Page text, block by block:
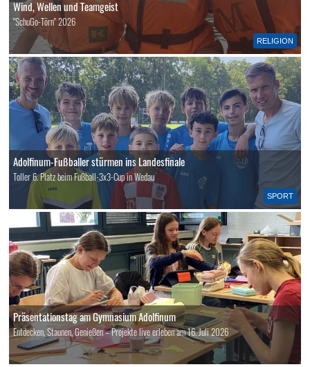
RELIGION
Wind, Wellen und Teamgeist
"SchuGo-Törn" 2026
SPORT
Adolfinum-Fußballer stürmen ins Landesfinale
Toller 6. Platz beim Fußball-3x3-Cup in Wedau
Präsentationstag am Gymnasium Adolfinum
Entdecken, Staunen, Genießen – Projekte live erleben am 16. Juli 2026